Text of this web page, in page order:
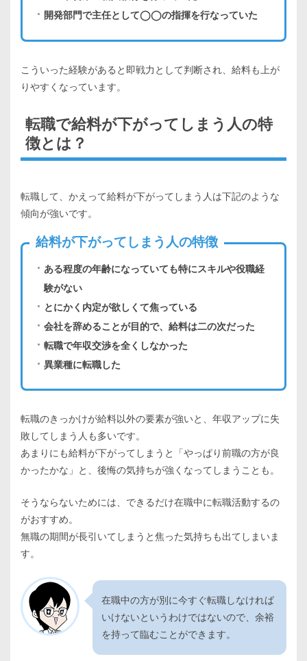
開発部門で主任として◯◯の指揮を行なっていた
こういった経験があると即戦力として判断され、給料も上が
りやすくなっています。
転職で給料が下がってしまう人の特
徴とは？
転職して、かえって給料が下がってしまう人は下記のような
傾向が強いです。
給料が下がってしまう人の特徴
ある程度の年齢になっていても特にスキルや役職経
験がない
とにかく内定が欲しくて焦っている
会社を辞めることが目的で、給料は二の次だった
転職で年収交渉を全くしなかった
異業種に転職した
転職のきっかけが給料以外の要素が強いと、年収アップに失
敗してしまう人も多いです。
あまりにも給料が下がってしまうと「やっぱり前職の方が良
かったかな」と、後悔の気持ちが強くなってしまうことも。
そうならないためには、できるだけ在職中に転職活動するの
がおすすめ。
無職の期間が長引いてしまうと焦った気持ちも出てしまいま
す。
在職中の方が別に今すぐ転職しなければ
いけないというわけではないので、余裕
を持って臨むことができます。